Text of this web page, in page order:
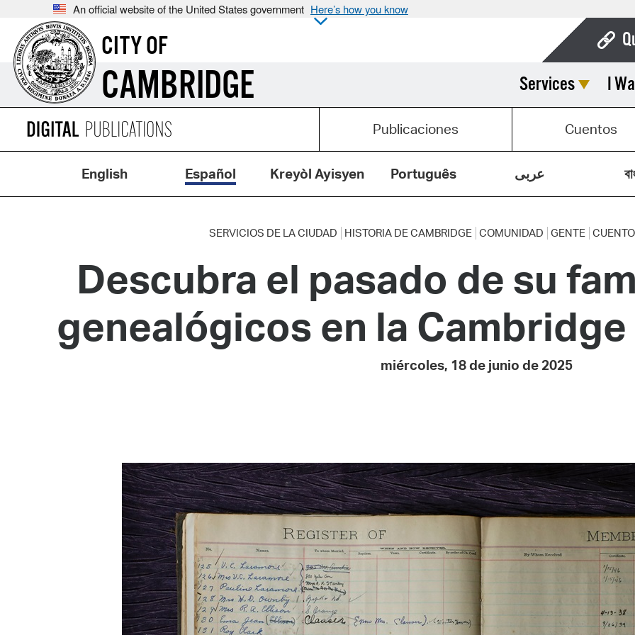
An official website of the United States government Here’s how you know
CITY OF
CAMBRIDGE Services I
Publicaciones Cuentos
English Español Kreyòl Ayisyen Português عربى
SERVICIOS DE LA CIUDAD HISTORIA DE CAMBRIDGE COMUNIDAD GENTE
Descubra el pasado de su
genealógicos en la
miércoles, 18 de junio de 2025